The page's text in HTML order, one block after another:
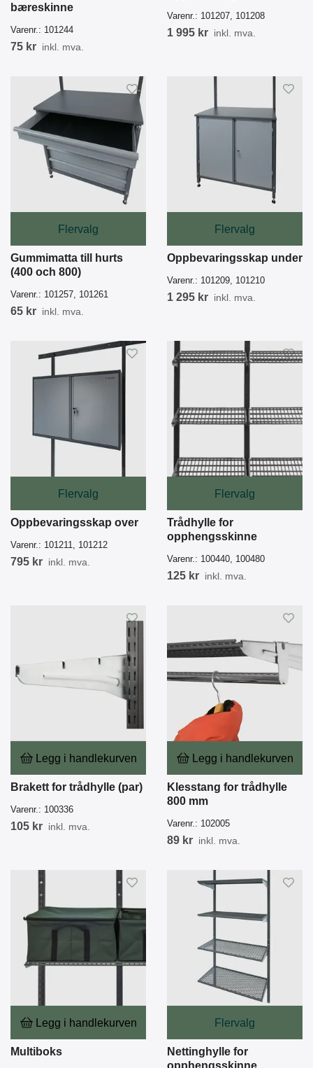
bæreskinne
Varenr.: 101244
75 kr inkl. mva.
Varenr.: 101207, 101208
1 995 kr inkl. mva.
Flervalg
Gummimatta till hurts
(400 och 800)
Varenr.: 101257, 101261
65 kr inkl. mva.
Flervalg
Oppbevaringsskap under
Varenr.: 101209, 101210
1 295 kr inkl. mva.
Flervalg
Oppbevaringsskap over
Varenr.: 101211, 101212
795 kr inkl. mva.
Flervalg
Trådhylle for
opphengsskinne
Varenr.: 100440, 100480
125 kr inkl. mva.
Legg i handlekurven
Brakett for trådhylle (par)
Varenr.: 100336
105 kr inkl. mva.
Legg i handlekurven
Klesstang for trådhylle
800 mm
Varenr.: 102005
89 kr inkl. mva.
Legg i handlekurven
Multiboks
Flervalg
Nettinghylle for
opphengsskinne